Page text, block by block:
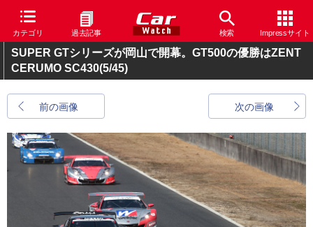
カテゴリ 過去記事 検索 Impressサイト
SUPER GTシリーズが岡山で開幕。GT500の優勝はZENT
CERUMO SC430(5/45)
前の画像 次の画像